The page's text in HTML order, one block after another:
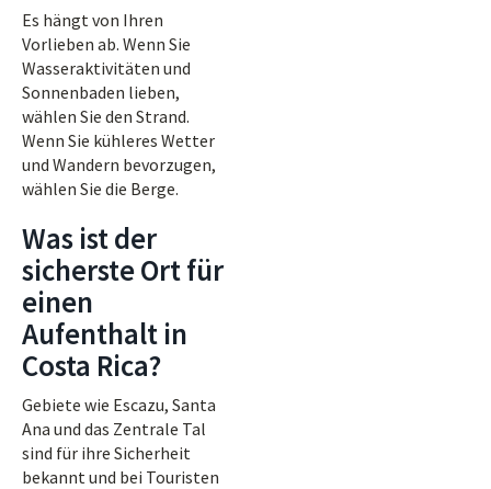
Es hängt von Ihren
Vorlieben ab. Wenn Sie
Wasseraktivitäten und
Sonnenbaden lieben,
wählen Sie den Strand.
Wenn Sie kühleres Wetter
und Wandern bevorzugen,
wählen Sie die Berge.
Was ist der
sicherste Ort für
einen
Aufenthalt in
Costa Rica?
Gebiete wie Escazu, Santa
Ana und das Zentrale Tal
sind für ihre Sicherheit
bekannt und bei Touristen